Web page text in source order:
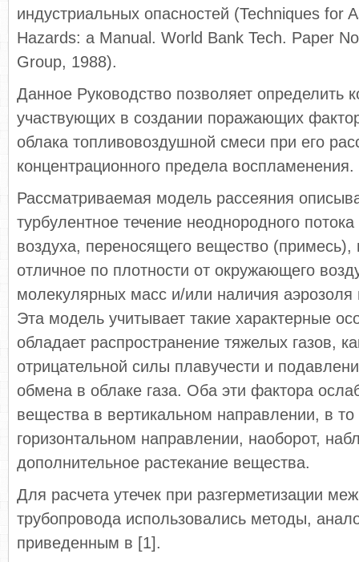
индустриальных опасностей (Techniques for
Hazards: a Manual. World Bank Tech. Paper
Group, 1988).
Данное Руководство позволяет определить
участвующих в создании поражающих
облака топливовоздушной смеси при его
концентрационного предела воспламенения.
Рассматриваемая модель рассеяния
турбулентное течение неоднородного
воздуха, переносящего вещество (примесь),
отличное по плотности от окружающего
молекулярных масс и/или наличия
Эта модель учитывает такие характерные
обладает распространение тяжелых газов,
отрицательной силы плавучести и
обмена в облаке газа. Оба эти фактора
вещества в вертикальном направлении, в
горизонтальном направлении, наоборот,
дополнительное растекание вещества.
Для расчета утечек при разгерметизации
трубопровода использовались методы,
приведенным в [1].